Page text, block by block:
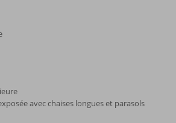
avec chaises longues et parasols